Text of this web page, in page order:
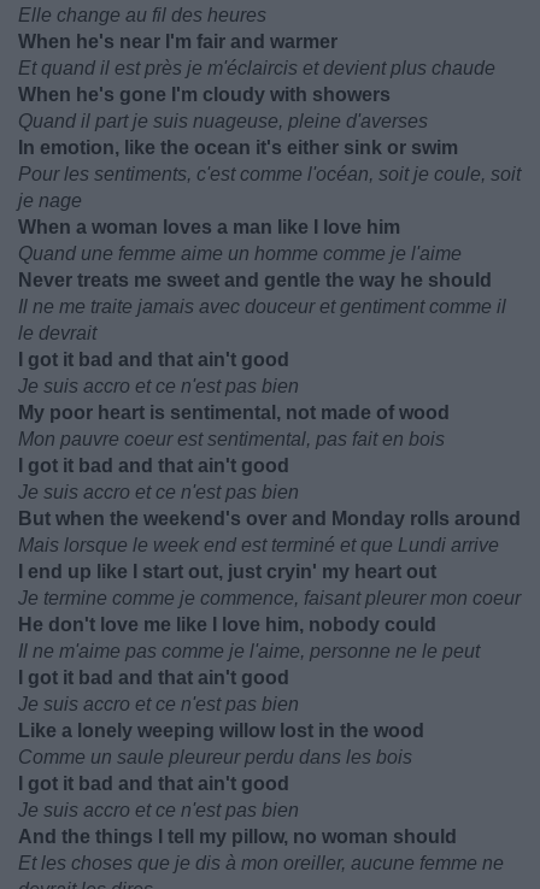
Elle change au fil des heures
When he's near I'm fair and warmer
Et quand il est près je m'éclaircis et devient plus chaude
When he's gone I'm cloudy with showers
Quand il part je suis nuageuse, pleine d'averses
In emotion, like the ocean it's either sink or swim
Pour les sentiments, c'est comme l'océan, soit je coule, soit
je nage
When a woman loves a man like I love him
Quand une femme aime un homme comme je l'aime
Never treats me sweet and gentle the way he should
Il ne me traite jamais avec douceur et gentiment comme il
le devrait
I got it bad and that ain't good
Je suis accro et ce n'est pas bien
My poor heart is sentimental, not made of wood
Mon pauvre coeur est sentimental, pas fait en bois
I got it bad and that ain't good
Je suis accro et ce n'est pas bien
But when the weekend's over and Monday rolls around
Mais lorsque le week end est terminé et que Lundi arrive
I end up like I start out, just cryin' my heart out
Je termine comme je commence, faisant pleurer mon coeur
He don't love me like I love him, nobody could
Il ne m'aime pas comme je l'aime, personne ne le peut
I got it bad and that ain't good
Je suis accro et ce n'est pas bien
Like a lonely weeping willow lost in the wood
Comme un saule pleureur perdu dans les bois
I got it bad and that ain't good
Je suis accro et ce n'est pas bien
And the things I tell my pillow, no woman should
Et les choses que je dis à mon oreiller, aucune femme ne